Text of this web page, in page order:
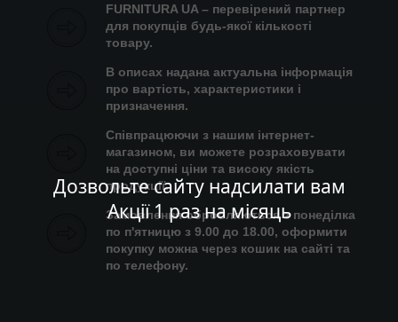
Дозвольте сайту надсилати вам
Акції 1 раз на місяць
FURNITURA UA – перевірений партнер
для покупців будь-якої кількості
товару.
В описах надана актуальна інформація
про вартість, характеристики і
призначення.
Співпрацюючи з нашим інтернет-
магазином, ви можете розраховувати
на доступні ціни та високу якість
продукції.
Замовлення обробляються з понеділка
по п'ятницю з 9.00 до 18.00, оформити
покупку можна через кошик на сайті та
по телефону.